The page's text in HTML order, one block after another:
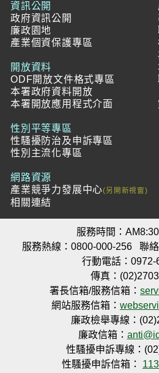
資訊公開
政府資訊公開
廉政園地
產業個資保護專區
開放資料
ODF開放文件格式專區
本署政府資料開放
本署開放應用程式介面
性別平等專區
性騷擾防治及申訴專區
性別主流化專區
網路資源
產業競爭力發展中心
相關連結
服務時間：
服務熱線：0800-000-256
聯
行動電話：0972-
傳真：
署長信箱/服務信箱：
網站服務信箱：
廉政檢舉專線：
廉政信箱：
性騷擾申訴專線：
性騷擾申訴信箱：